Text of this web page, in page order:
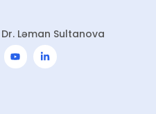
Ləman Sultanova